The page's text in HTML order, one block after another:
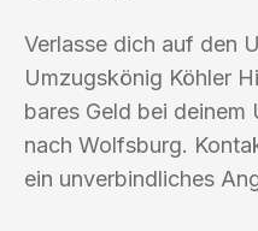
Verlasse dich auf den
Umzugskönig Köhler
bares Geld bei deinem
nach Wolfsburg.
ein unverbindliches